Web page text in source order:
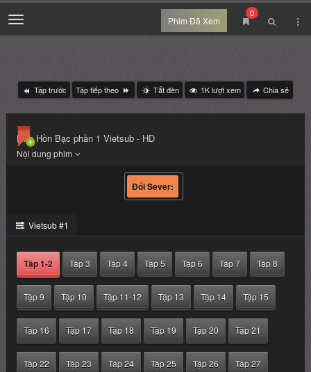
Menu
0
Phim Đã Xem
Tập trước Tập tiếp theo Tắt đèn 1Klượt xem Chia sẻ
Linh Hồn Bạc phần 1 Vietsub - HD
Vietsub #1
Tập 1-2 Tập 3 Tập 4 Tập 5 Tập 6 Tập 7 Tập 8
Tập 9 Tập 10 Tập 11-12 Tập 13 Tập 14 Tập 15
Tập 16 Tập 17 Tập 18 Tập 19 Tập 20 Tập 21
Tập 22 Tập 23 Tập 24 Tập 25 Tập 26 Tập 27